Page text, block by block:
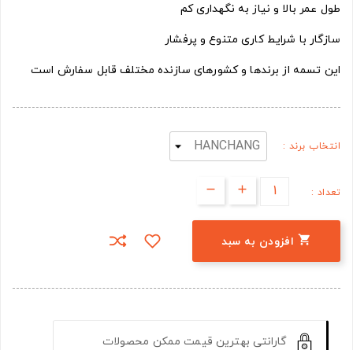
طول عمر بالا و نیاز به نگهداری کم
سازگار با شرایط کاری متنوع و پرفشار
این تسمه از برندها و کشورهای سازنده مختلف قابل سفارش است
انتخاب برند :
تعداد :
 افزودن به سبد
گارانتی بهترین قیمت ممکن محصولات